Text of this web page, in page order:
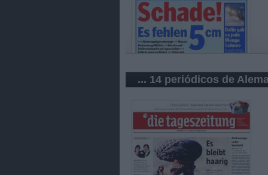
... 14 periódicos de